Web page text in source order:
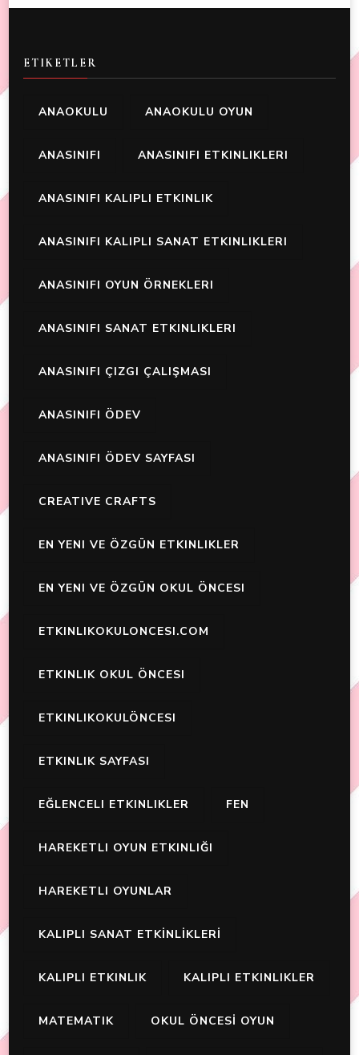
ETIKETLER
ANAOKULU ANAOKULU OYUN
ANASINIFI ANASINIFI ETKINLIKLERI
ANASINIFI KALIPLI ETKINLIK
ANASINIFI KALIPLI SANAT ETKINLIKLERI
ANASINIFI OYUN ÖRNEKLERI
ANASINIFI SANAT ETKINLIKLERI
ANASINIFI ÇIZGI ÇALIŞMASI
ANASINIFI ÖDEV
ANASINIFI ÖDEV SAYFASI
CREATIVE CRAFTS
EN YENI VE ÖZGÜN ETKINLIKLER
EN YENI VE ÖZGÜN OKUL ÖNCESI
ETKINLIKOKULONCESI.COM
ETKINLIK OKUL ÖNCESI
ETKINLIKOKULÖNCESI
ETKINLIK SAYFASI
EĞLENCELI ETKINLIKLER FEN
HAREKETLI OYUN ETKINLIĞI
HAREKETLI OYUNLAR
KALIPLI SANAT ETKİNLİKLERİ
KALIPLI ETKINLIK KALIPLI ETKINLIKLER
MATEMATIK OKUL ÖNCESİ OYUN